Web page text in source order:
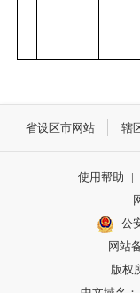
省设区市网站 辖
使用帮助 |
公
网站
版权